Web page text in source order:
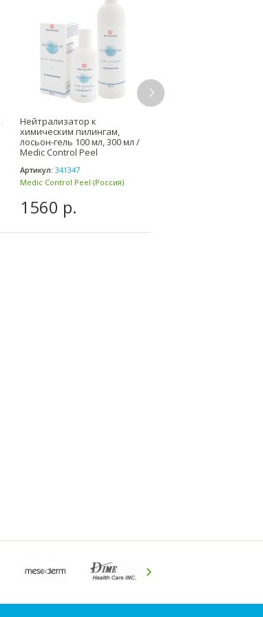
Нейтрализатор к
химическим пилингам,
лосьон-гель 100 мл, 300 мл /
Medic Control Peel
Артикул: 341347
Medic Control Peel (Россия)
1560 р.